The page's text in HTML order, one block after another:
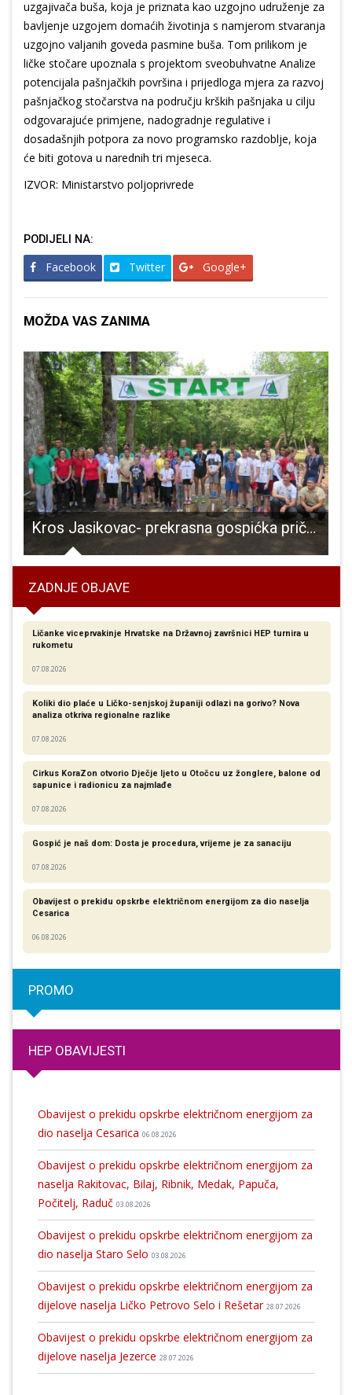
uzgajivača buša, koja je priznata kao uzgojno udruženje za
bavljenje uzgojem domaćih životinja s namjerom stvaranja
uzgojno valjanih goveda pasmine buša. Tom prilikom je
ličke stočare upoznala s projektom sveobuhvatne Analize
potencijala pašnjačkih površina i prijedloga mjera za razvoj
pašnjačkog stočarstva na području krških pašnjaka u cilju
odgovarajuće primjene, nadogradnje regulative i
dosadašnjih potpora za novo programsko razdoblje, koja
će biti gotova u narednih tri mjeseca.
IZVOR: Ministarstvo poljoprivrede
PODIJELI NA:
Facebook Twitter Google+
MOŽDA VAS ZANIMA
Kros Jasikovac- prekrasna gospićka priča, spoj prirode i rekreacije!!!
ZADNJE OBJAVE
Ličanke viceprvakinje Hrvatske na Državnoj završnici HEP turnira u
rukometu
07.08.2026
Koliki dio plaće u Ličko-senjskoj županiji odlazi na gorivo? Nova
analiza otkriva regionalne razlike​
07.08.2026
Cirkus KoraZon otvorio Dječje ljeto u Otočcu uz žonglere, balone od
sapunice i radionicu za najmlađe
07.08.2026
Gospić je naš dom: Dosta je procedura, vrijeme je za sanaciju
07.08.2026
Obavijest o prekidu opskrbe električnom energijom za dio naselja
Cesarica
06.08.2026
PROMO
HEP OBAVIJESTI
Obavijest o prekidu opskrbe električnom energijom za
dio naselja Cesarica 06.08.2026
Obavijest o prekidu opskrbe električnom energijom za
naselja Rakitovac, Bilaj, Ribnik, Medak, Papuča,
Počitelj, Raduč 03.08.2026
Obavijest o prekidu opskrbe električnom energijom za
dio naselja Staro Selo 03.08.2026
Obavijest o prekidu opskrbe električnom energijom za
dijelove naselja Ličko Petrovo Selo i Rešetar 28.07.2026
Obavijest o prekidu opskrbe električnom energijom za
dijelove naselja Jezerce 28.07.2026